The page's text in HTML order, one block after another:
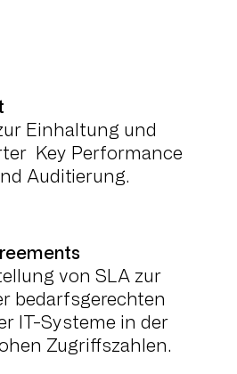
Einhaltung und
Key Performance
Auditierung.
von SLA zur
bedarfsgerechten
IT-Systeme in der
Zugriffszahlen.